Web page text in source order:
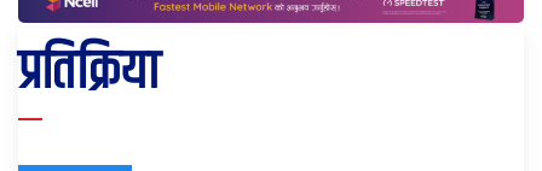
प्रतिक्रिया